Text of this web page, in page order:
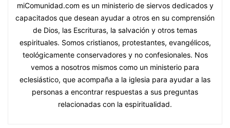
miComunidad.com es un ministerio de siervos dedicados y
capacitados que desean ayudar a otros en su comprensión
de Dios, las Escrituras, la salvación y otros temas
espirituales. Somos cristianos, protestantes, evangélicos,
teológicamente conservadores y no confesionales. Nos
vemos a nosotros mismos como un ministerio para
eclesiástico, que acompaña a la iglesia para ayudar a las
personas a encontrar respuestas a sus preguntas
relacionadas con la espiritualidad.